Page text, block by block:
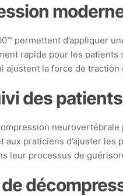
permettent d’appliquer
rapide pour les
la force de
des patients
praticiens d’ajuster
leur processus de